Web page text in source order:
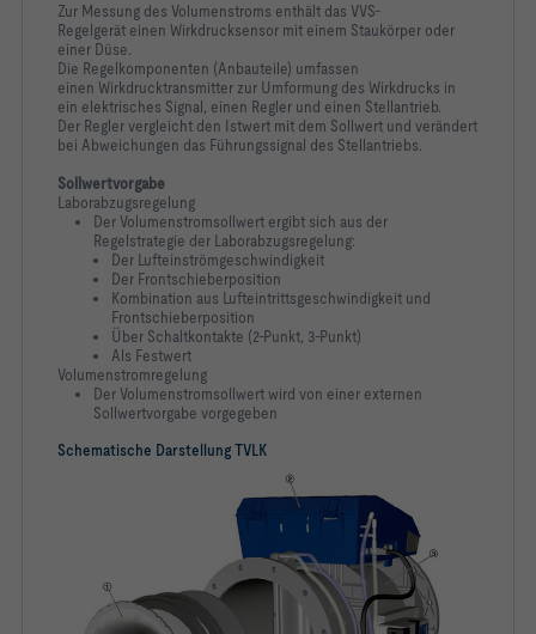
Schematische Darstellung TVLK
Zur Messung des Volumenstroms enthält das VVS-
Regelgerät einen Wirkdrucksensor mit einem Staukörper oder
einer Düse.
Die Regelkomponenten (Anbauteile) umfassen
einen Wirkdrucktransmitter zur Umformung des Wirkdrucks in
ein elektrisches Signal, einen Regler und einen Stellantrieb.
Der Regler vergleicht den Istwert mit dem Sollwert und verändert
bei Abweichungen das Führungssignal des Stellantriebs.
Sollwertvorgabe
Laborabzugsregelung
Der Volumenstromsollwert ergibt sich aus der
Regelstrategie der Laborabzugsregelung:
Der Lufteinströmgeschwindigkeit
Der Frontschieberposition
Kombination aus Lufteintrittsgeschwindigkeit und
Frontschieberposition
Über Schaltkontakte (2-Punkt, 3-Punkt)
Als Festwert
Volumenstromregelung
Der Volumenstromsollwert wird von einer externen
Sollwertvorgabe vorgegeben